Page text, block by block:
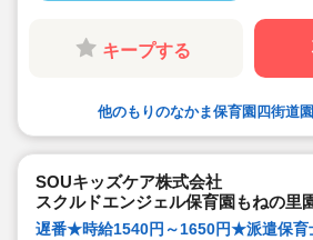
キープする
他のもりのなかま保育園四街道
SOUキッズケア株式会社
スクルドエンジェル保育園もねの里
遅番★時給1540円～1650円★派遣保